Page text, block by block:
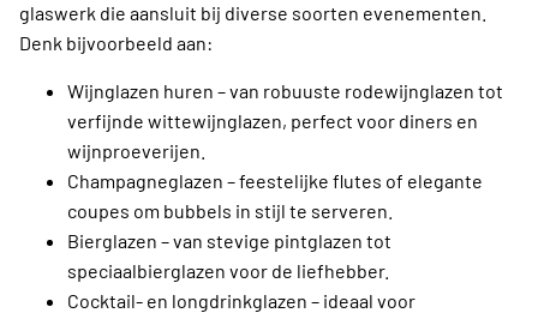
glaswerk die aansluit bij diverse soorten evenementen.
Denk bijvoorbeeld aan:
Wijnglazen huren – van robuuste rodewijnglazen tot
verfijnde wittewijnglazen, perfect voor diners en
wijnproeverijen.
Champagneglazen – feestelijke flutes of elegante
coupes om bubbels in stijl te serveren.
Bierglazen – van stevige pintglazen tot
speciaalbierglazen voor de liefhebber.
Cocktail- en longdrinkglazen – ideaal voor